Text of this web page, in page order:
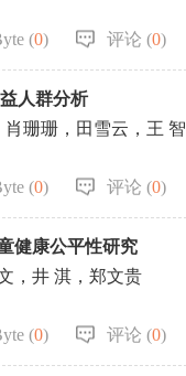
(0) 评论 (0)
人群分析
珊珊，田雪云，王 智
(0) 评论 (0)
健康公平性研究
，井 淇，郑文贵
(0) 评论 (0)